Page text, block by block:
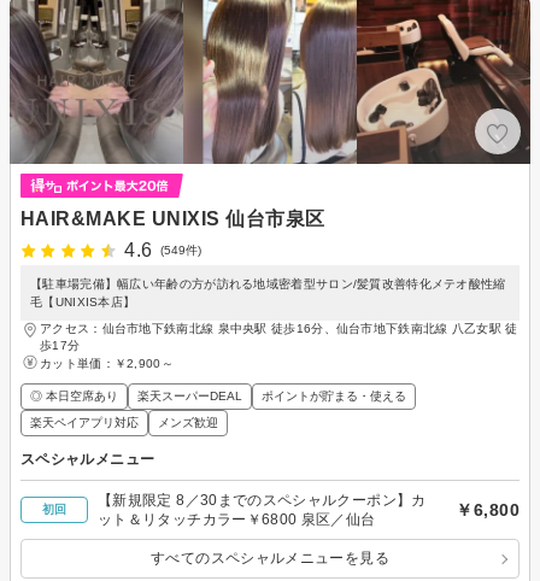
HAIR&MAKE UNIXIS 仙台市泉区
4.6
(549件)
【駐車場完備】幅広い年齢の方が訪れる地域密着型サロン/髪質改善特化メテオ酸性縮
毛【UNIXIS本店】
アクセス：仙台市地下鉄南北線 泉中央駅 徒歩16分、仙台市地下鉄南北線 八乙女駅 徒
歩17分
カット単価： ￥2,900～
◎ 本日空席あり 楽天スーパーDEAL
ポイントが貯まる・使える
楽天ペイアプリ対応
メンズ歓迎
スペシャルメニュー
初回
【新規限定 8／30までのスペシャルクーポン】カ
ット＆リタッチカラー￥6800 泉区／仙台
￥6,800
すべてのスペシャルメニューを見る